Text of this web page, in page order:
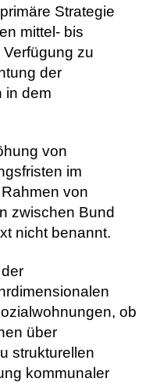
Strategie
mittel- bis
zu
der
in dem
von
im
von
zwischen Bund
nicht benannt.
ob
über
strukturellen
kommunaler